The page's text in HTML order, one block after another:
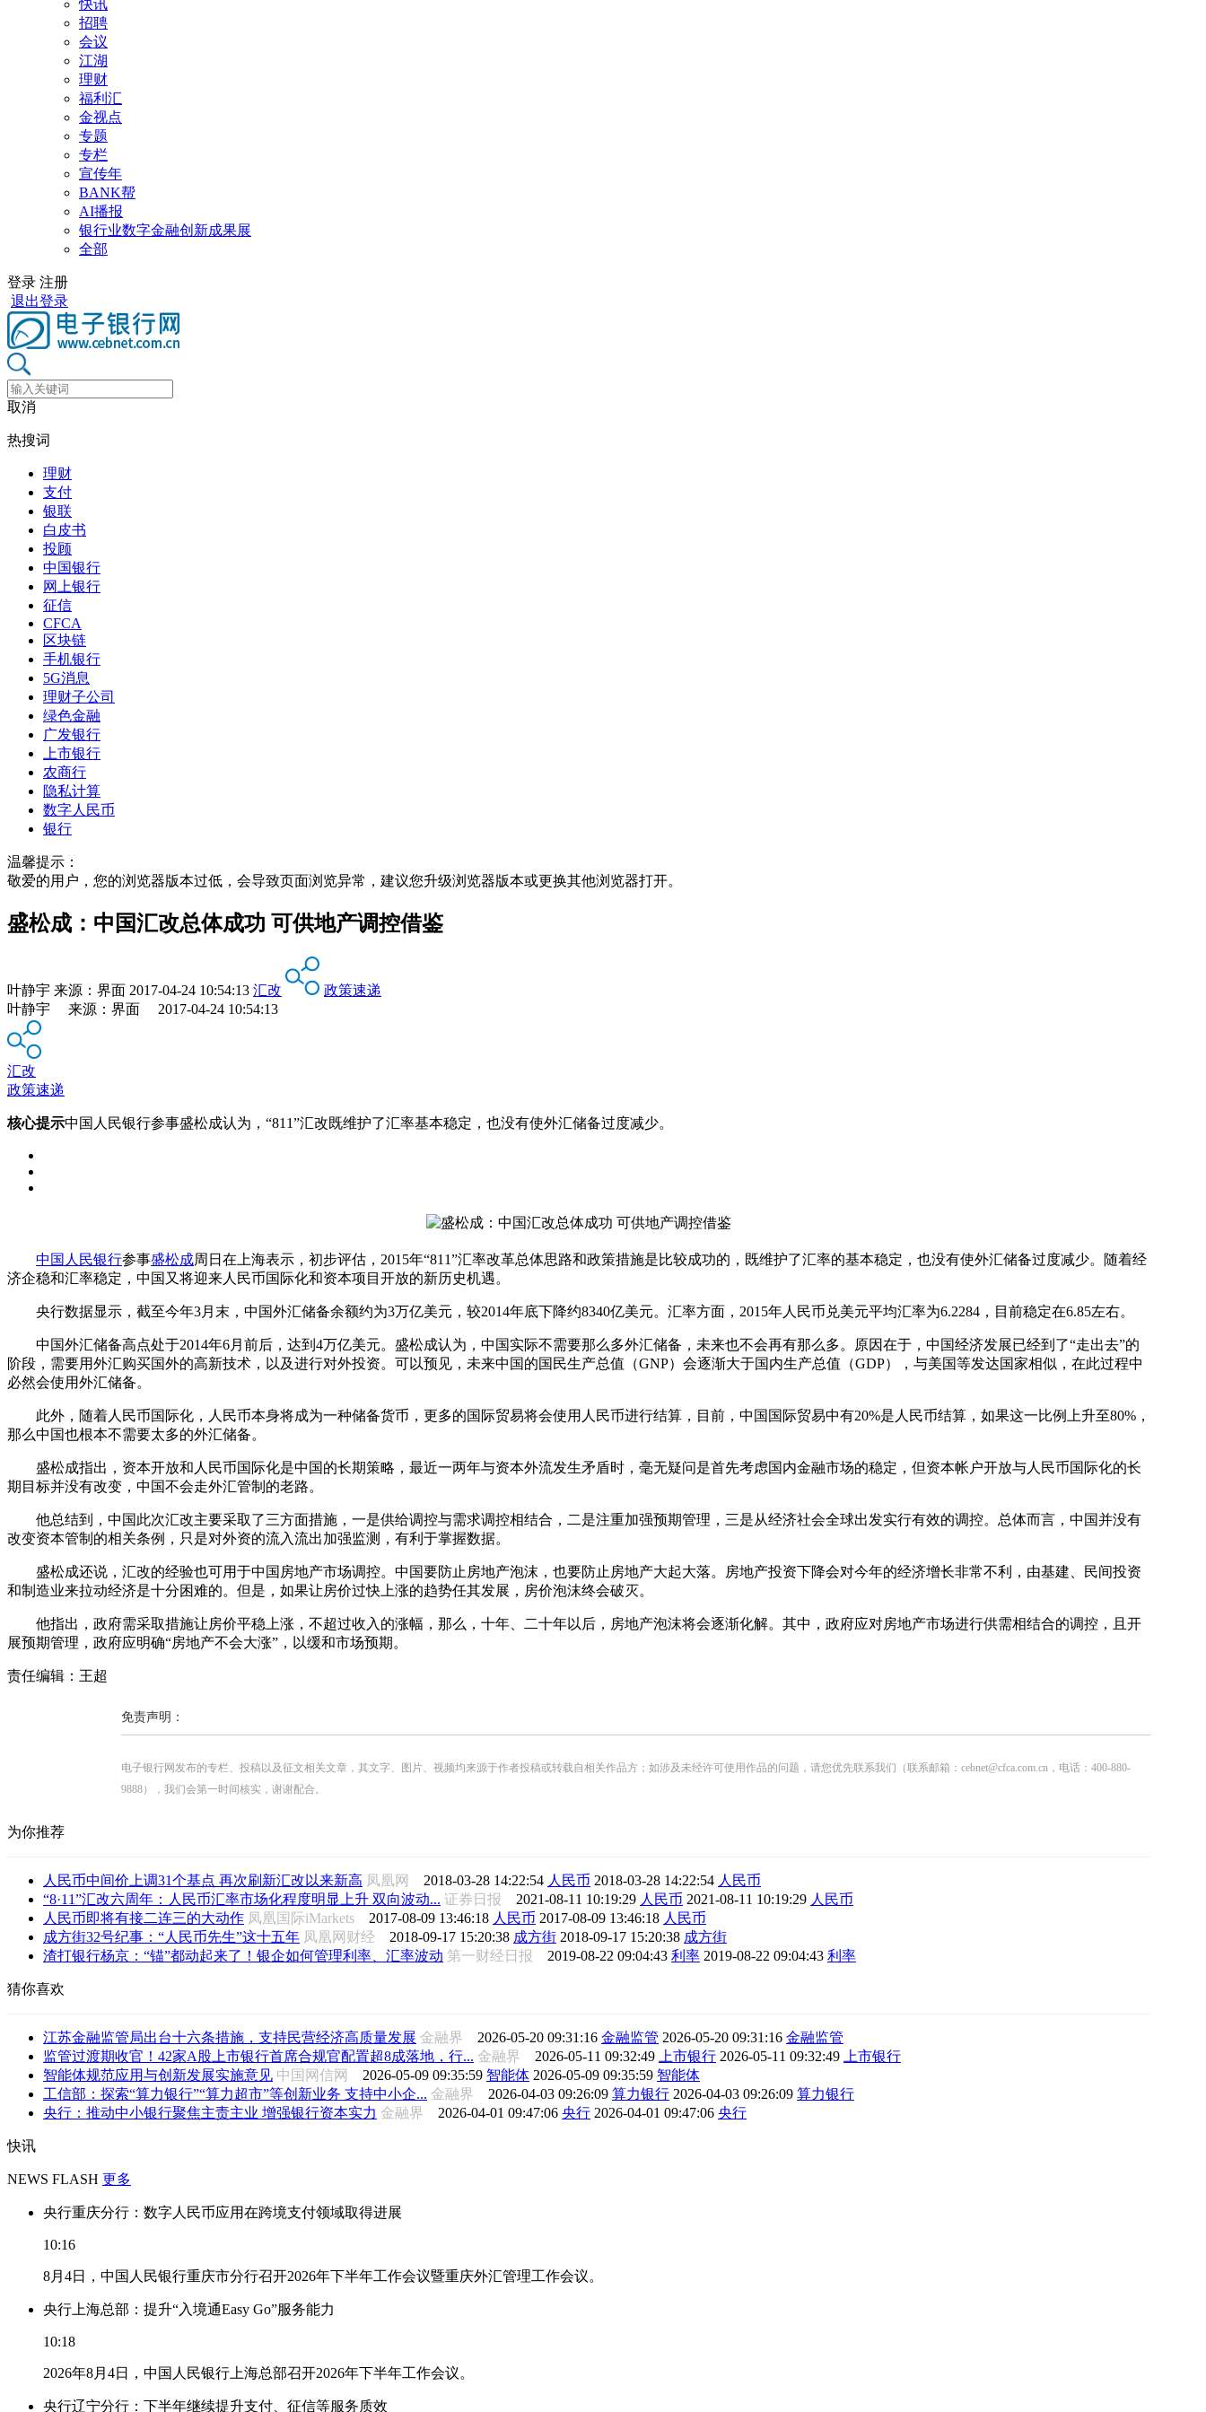
快讯
招聘
会议
江湖
理财
福利汇
金视点
专题
专栏
宣传年
BANK帮
AI播报
银行业数字金融创新成果展
全部
登录 注册
退出登录
取消
热搜词
理财
支付
银联
白皮书
投顾
中国银行
网上银行
征信
CFCA
区块链
手机银行
5G消息
理财子公司
绿色金融
广发银行
上市银行
农商行
隐私计算
数字人民币
银行
温馨提示：
敬爱的用户，您的浏览器版本过低，会导致页面浏览异常，建议您升级浏览器版本或更换其他浏览器打开。
盛松成：中国汇改总体成功 可供地产调控借鉴
叶静宇 来源： 界面 2017-04-24 10:54:13 汇改
政策速递
叶静宇 来源：界面 2017-04-24 10:54:13
汇改
政策速递
核心提示中国人民银行参事盛松成认为，“811”汇改既维护了汇率基本稳定，也没有使外汇储备过度减少。
中国人民银行参事盛松成周日在上海表示，初步评估，2015年“811”汇率改革总体思路和政策措施是比较成功的，既维护了汇率的基本稳定，也没有使外汇储备过度减少。随着经
济企稳和汇率稳定，中国又将迎来人民币国际化和资本项目开放的新历史机遇。
央行数据显示，截至今年3月末，中国外汇储备余额约为3万亿美元，较2014年底下降约8340亿美元。汇率方面，2015年人民币兑美元平均汇率为6.2284，目前稳定在6.85左右。
中国外汇储备高点处于2014年6月前后，达到4万亿美元。盛松成认为，中国实际不需要那么多外汇储备，未来也不会再有那么多。原因在于，中国经济发展已经到了“走出去”的
阶段，需要用外汇购买国外的高新技术，以及进行对外投资。可以预见，未来中国的国民生产总值（GNP）会逐渐大于国内生产总值（GDP），与美国等发达国家相似，在此过程中
必然会使用外汇储备。
此外，随着人民币国际化，人民币本身将成为一种储备货币，更多的国际贸易将会使用人民币进行结算，目前，中国国际贸易中有20%是人民币结算，如果这一比例上升至80%，
那么中国也根本不需要太多的外汇储备。
盛松成指出，资本开放和人民币国际化是中国的长期策略，最近一两年与资本外流发生矛盾时，毫无疑问是首先考虑国内金融市场的稳定，但资本帐户开放与人民币国际化的长
期目标并没有改变，中国不会走外汇管制的老路。
他总结到，中国此次汇改主要采取了三方面措施，一是供给调控与需求调控相结合，二是注重加强预期管理，三是从经济社会全球出发实行有效的调控。总体而言，中国并没有
改变资本管制的相关条例，只是对外资的流入流出加强监测，有利于掌握数据。
盛松成还说，汇改的经验也可用于中国房地产市场调控。中国要防止房地产泡沫，也要防止房地产大起大落。房地产投资下降会对今年的经济增长非常不利，由基建、民间投资
和制造业来拉动经济是十分困难的。但是，如果让房价过快上涨的趋势任其发展，房价泡沫终会破灭。
他指出，政府需采取措施让房价平稳上涨，不超过收入的涨幅，那么，十年、二十年以后，房地产泡沫将会逐渐化解。其中，政府应对房地产市场进行供需相结合的调控，且开
展预期管理，政府应明确“房地产不会大涨”，以缓和市场预期。
责任编辑：王超
免责声明：
电子银行网发布的专栏、投稿以及征文相关文章，其文字、图片、视频均来源于作者投稿或转载自相关作品方；如涉及未经许可使用作品的问题，请您优先联系我们（联系邮箱：cebnet@cfca.com.cn，电话：400-880-
9888），我们会第一时间核实，谢谢配合。
为你推荐
人民币中间价上调31个基点 再次刷新汇改以来新高 凤凰网 2018-03-28 14:22:54 人民币 2018-03-28 14:22:54 人民币
“8·11”汇改六周年：人民币汇率市场化程度明显上升 双向波动... 证券日报 2021-08-11 10:19:29 人民币 2021-08-11 10:19:29 人民币
人民币即将有接二连三的大动作 凤凰国际iMarkets 2017-08-09 13:46:18 人民币 2017-08-09 13:46:18 人民币
成方街32号纪事：“人民币先生”这十五年 凤凰网财经 2018-09-17 15:20:38 成方街 2018-09-17 15:20:38 成方街
渣打银行杨京：“锚”都动起来了！银企如何管理利率、汇率波动 第一财经日报 2019-08-22 09:04:43 利率 2019-08-22 09:04:43 利率
猜你喜欢
江苏金融监管局出台十六条措施，支持民营经济高质量发展 金融界 2026-05-20 09:31:16 金融监管 2026-05-20 09:31:16 金融监管
监管过渡期收官！42家A股上市银行首席合规官配置超8成落地，行... 金融界 2026-05-11 09:32:49 上市银行 2026-05-11 09:32:49
上市银行
智能体规范应用与创新发展实施意见 中国网信网 2026-05-09 09:35:59 智能体 2026-05-09 09:35:59 智能体
工信部：探索“算力银行”“算力超市”等创新业务 支持中小企... 金融界 2026-04-03 09:26:09 算力银行 2026-04-03 09:26:09 算力银行
央行：推动中小银行聚焦主责主业 增强银行资本实力 金融界 2026-04-01 09:47:06 央行 2026-04-01 09:47:06 央行
快讯
NEWS FLASH 更多
央行重庆分行：数字人民币应用在跨境支付领域取得进展
10:16
8月4日，中国人民银行重庆市分行召开2026年下半年工作会议暨重庆外汇管理工作会议。
央行上海总部：提升“入境通Easy Go”服务能力
10:18
2026年8月4日，中国人民银行上海总部召开2026年下半年工作会议。
央行辽宁分行：下半年继续提升支付、征信等服务质效